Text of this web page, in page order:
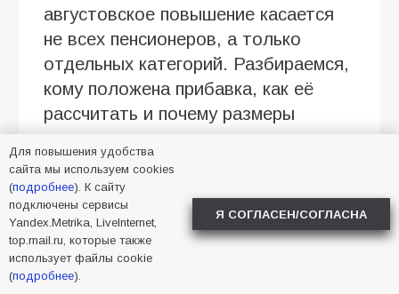
августовское повышение касается
не всех пенсионеров, а только
отдельных категорий. Разбираемся,
кому положена прибавка, как её
рассчитать и почему размеры
отличаться.
Кому положена прибавка с 1 августа
Ежегодно с 1 августа Социальный
фонд России проводит перерасчёт
страховых пенсий работающих
Для повышения удобства
сайта мы используем cookies
(подробнее). К сайту
подключены сервисы
Yandex.Metrika, LiveInternet,
top.mail.ru, которые также
использует файлы cookie
(подробнее).
Я СОГЛАСЕН/СОГЛАСНА